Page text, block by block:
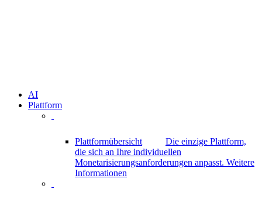
AI
Plattform
Plattformübersicht
Die einzige Plattform,
die sich an Ihre individuellen
Monetarisierungsanforderungen anpasst. Weitere
Informationen